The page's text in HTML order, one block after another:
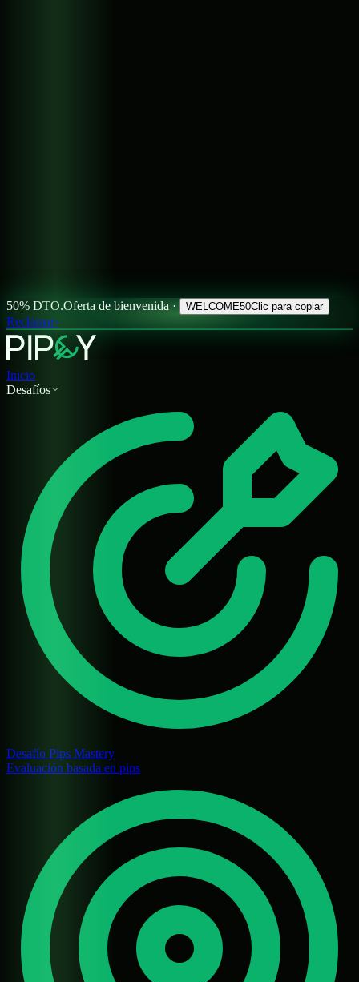
50% DTO.Oferta de bienvenida · WELCOME50Clic para copiar
Reclamar›
Inicio
Desafíos
Desafío Pips Mastery
Evaluación basada en pips